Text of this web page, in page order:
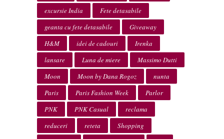
excursie India
Fete detasabile
geanta cu fete detasabile
Giveaway
H&M
idei de cadouri
Irenka
lansare
Luna de miere
Massimo Dutti
Moon
Moon by Dana Rogoz
nunta
Paris
Paris Fashion Week
Parlor
PNK
PNK Casual
reclama
reduceri
reteta
Shopping